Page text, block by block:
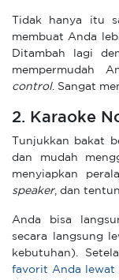
Tidak hanya itu
membuat Anda
Ditambah lagi
mempermudah
control. Sangat
2. Karaoke
Tunjukkan bakat
dan mudah
menyiapkan
speaker, dan
Anda bisa
secara langsung
kebutuhan).
favorit Anda lewat